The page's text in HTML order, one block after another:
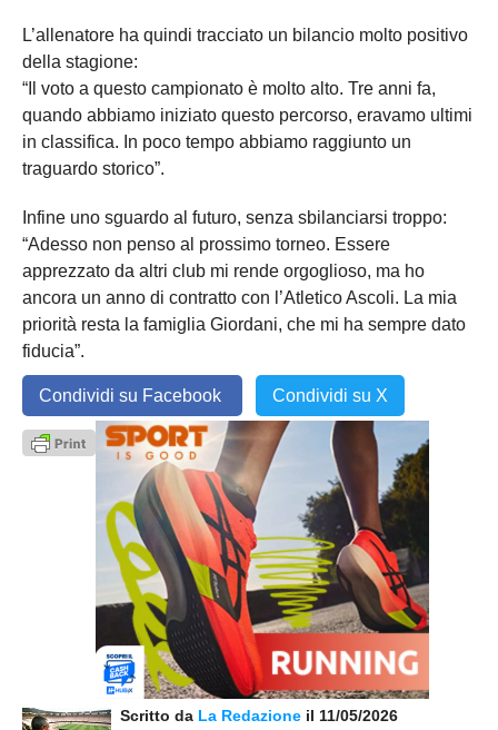
L’allenatore ha quindi tracciato un bilancio molto positivo
della stagione:
“Il voto a questo campionato è molto alto. Tre anni fa,
quando abbiamo iniziato questo percorso, eravamo ultimi
in classifica. In poco tempo abbiamo raggiunto un
traguardo storico”.
Infine uno sguardo al futuro, senza sbilanciarsi troppo:
“Adesso non penso al prossimo torneo. Essere
apprezzato da altri club mi rende orgoglioso, ma ho
ancora un anno di contratto con l’Atletico Ascoli. La mia
priorità resta la famiglia Giordani, che mi ha sempre dato
fiducia”.
Condividi su Facebook Condividi su X
Scritto da La Redazione il 11/05/2026